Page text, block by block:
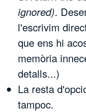
ignored).
l'escrivim
que ens hi
memòria
detalls...)
La resta
tampoc.